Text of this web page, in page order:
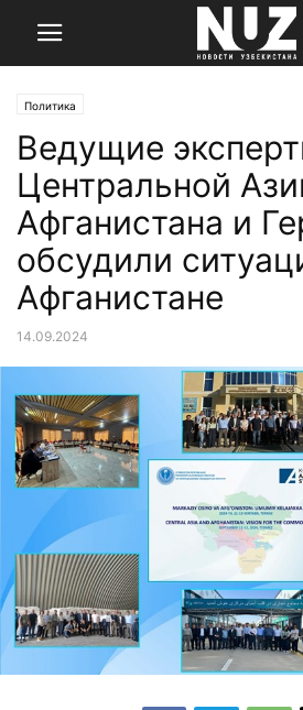
Политика
Ведущие
Центральной
Афганистана и
обсудили
Афганистане
14.09.2024